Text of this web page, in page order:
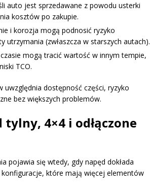
auto jest sprzedawane z powodu usterki
kosztów po zakupie.
i korozja mogą podnosić ryzyko
(zwłaszcza w starszych autach).
mogą tracić wartość w innym tempie,
TCO.
dostępność części, ryzyko
bez większych problemów.
4×4 i odłączone
pojawia się wtedy, gdy napęd dokłada
które mają więcej elementów